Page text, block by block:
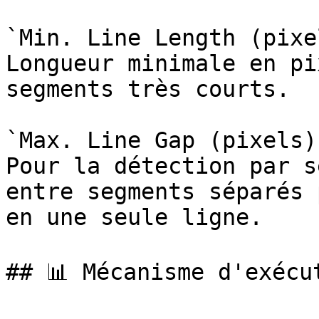
`Min. Line Length
Longueur minimale en
segments très courts.
`Max. Line Gap
Pour la détection par
entre segments
en une seule ligne.
## 📊 Mécanisme